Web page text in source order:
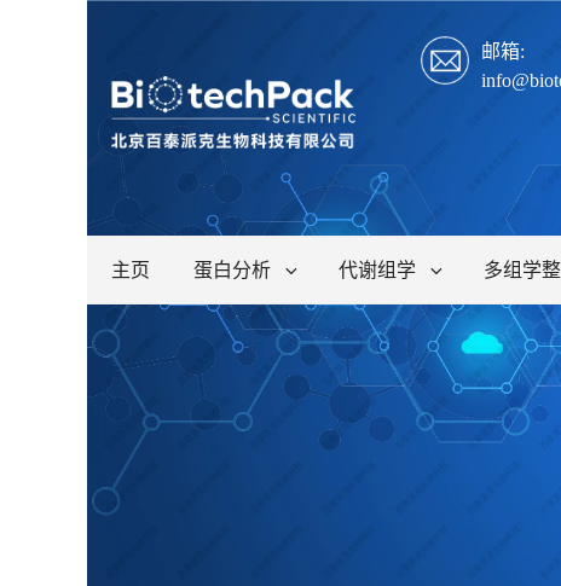
邮箱:
主页 蛋白分析 代谢组学 多组学